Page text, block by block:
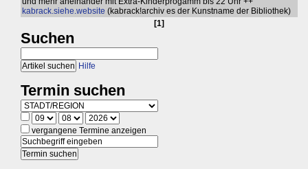
kabrack.siehe.website (kabrack!archiv es der Kunstname der Bibliothek)
[1]
Suchen
Hilfe
Termin suchen
vergangene Termine anzeigen